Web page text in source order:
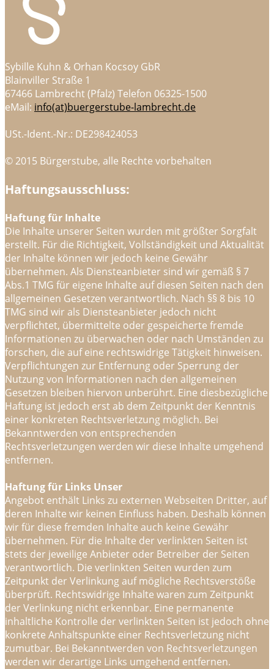
Sybille Kuhn & Orhan Kocsoy GbR
Blainviller Straße 1
67466 Lambrecht (Pfalz) Telefon 06325-1500
eMail: info(at)buergerstube-lambrecht.de
USt.-Ident.-Nr.: DE298424053
© 2015 Bürgerstube, alle Rechte vorbehalten
Haftungsausschluss:
Haftung für Inhalte
Die Inhalte unserer Seiten wurden mit größter Sorgfalt
erstellt. Für die Richtigkeit, Vollständigkeit und Aktualität
der Inhalte können wir jedoch keine Gewähr
übernehmen. Als Diensteanbieter sind wir gemäß § 7
Abs.1 TMG für eigene Inhalte auf diesen Seiten nach den
allgemeinen Gesetzen verantwortlich. Nach §§ 8 bis 10
TMG sind wir als Diensteanbieter jedoch nicht
verpflichtet, übermittelte oder gespeicherte fremde
Informationen zu überwachen oder nach Umständen zu
forschen, die auf eine rechtswidrige Tätigkeit hinweisen.
Verpflichtungen zur Entfernung oder Sperrung der
Nutzung von Informationen nach den allgemeinen
Gesetzen bleiben hiervon unberührt. Eine diesbezügliche
Haftung ist jedoch erst ab dem Zeitpunkt der Kenntnis
einer konkreten Rechtsverletzung möglich. Bei
Bekanntwerden von entsprechenden
Rechtsverletzungen werden wir diese Inhalte umgehend
entfernen.
Haftung für Links Unser
Angebot enthält Links zu externen Webseiten Dritter, auf
deren Inhalte wir keinen Einfluss haben. Deshalb können
wir für diese fremden Inhalte auch keine Gewähr
übernehmen. Für die Inhalte der verlinkten Seiten ist
stets der jeweilige Anbieter oder Betreiber der Seiten
verantwortlich. Die verlinkten Seiten wurden zum
Zeitpunkt der Verlinkung auf mögliche Rechtsverstöße
überprüft. Rechtswidrige Inhalte waren zum Zeitpunkt
der Verlinkung nicht erkennbar. Eine permanente
inhaltliche Kontrolle der verlinkten Seiten ist jedoch ohne
konkrete Anhaltspunkte einer Rechtsverletzung nicht
zumutbar. Bei Bekanntwerden von Rechtsverletzungen
werden wir derartige Links umgehend entfernen.